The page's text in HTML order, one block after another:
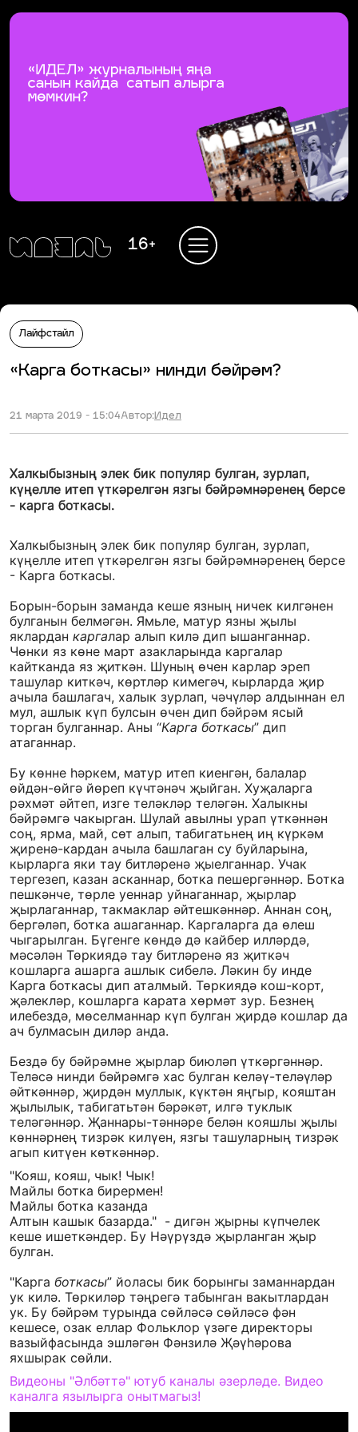
16+
Лайфстайл
«Карга боткасы» нинди бәйрәм?
21 марта 2019 - 15:04Автор:Идел
Халкыбызның элек бик популяр булган, зурлап,
күңелле итеп үткәрелгән язгы бәйрәмнәренең берсе
- карга боткасы.
Халкыбызның элек бик популяр булган, зурлап,
күңелле итеп үткәрелгән язгы бәйрәмнәренең берсе
- Карга боткасы.
Борын-борын заманда кеше язның ничек килгәнен
булганын белмәгән. Ямьле, матур язны җылы
яклардан каргалар алып килә дип ышанганнар.
Чөнки яз көне март азакларында каргалар
кайтканда яз җиткән. Шуның өчен карлар эреп
ташулар киткәч, көртләр кимегәч, кырларда җир
ачыла башлагач, халык зурлап, чәчүләр алдыннан ел
мул, ашлык күп булсын өчен дип бәйрәм ясый
торган булганнар. Аны “Карга боткасы” дип
атаганнар.
Бу көнне һәркем, матур итеп киенгән, балалар
өйдән-өйгә йөреп күчтәнәч җыйган. Хуҗаларга
рәхмәт әйтеп, изге теләкләр теләгән. Халыкны
бәйрәмгә чакырган. Шулай авылны урап үткәннән
соң, ярма, май, сөт алып, табигатьнең иң күркәм
җиренә-кардан ачыла башлаган су буйларына,
кырларга яки тау битләренә җыелганнар. Учак
тергезеп, казан асканнар, ботка пешергәннәр. Ботка
пешкәнче, төрле уеннар уйнаганнар, җырлар
җырлаганнар, такмаклар әйтешкәннәр. Аннан соң,
бергәләп, ботка ашаганнар. Каргаларга да өлеш
чыгарылган. Бүгенге көндә дә кайбер илләрдә,
мәсәлән Төркиядә тау битләренә яз җиткәч
кошларга ашарга ашлык сибелә. Ләкин бу инде
Карга боткасы дип аталмый. Төркиядә кош-корт,
җәлекләр, кошларга карата хөрмәт зур. Безнең
илебездә, мөселманнар күп булган җирдә кошлар да
ач булмасын диләр анда.
Бездә бу бәйрәмне җырлар биюләп үткәргәннәр.
Теләсә нинди бәйрәмгә хас булган келәү-теләүләр
әйткәннәр, җирдән муллык, күктән яңгыр, кояштан
җылылык, табигатьтән бәрәкәт, илгә туклык
теләгәннәр. Җаннары-тәннәре белән кояшлы җылы
көннәрнең тизрәк килүен, язгы ташуларның тизрәк
агып китүен көткәннәр.
"Кояш, кояш, чык! Чык!
Майлы ботка бирермен!
Майлы ботка казанда
Алтын кашык базарда." - дигән җырны күпчелек
кеше ишеткәндер. Бу Нәүрүздә җырланган җыр
булган.
"Карга боткасы” йоласы бик борынгы заманнардан
ук килә. Төркиләр тәңрегә табынган вакытлардан
ук. Бу бәйрәм турында сөйләсә сөйләсә фән
кешесе, озак еллар Фольклор үзәге директоры
вазыйфасында эшләгән Фәнзилә Җәүһәрова
яхшырак сөйли.
Видеоны "Әлбәттә" ютуб каналы әзерләде. Видео
каналга язылырга онытмагыз!